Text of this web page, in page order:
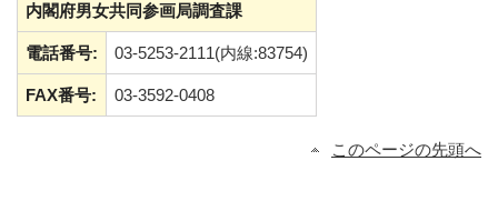
内閣府男女共同参画局調査課
電話番号: 03-5253-2111(内線:83754)
FAX番号: 03-3592-0408
このページの先頭へ